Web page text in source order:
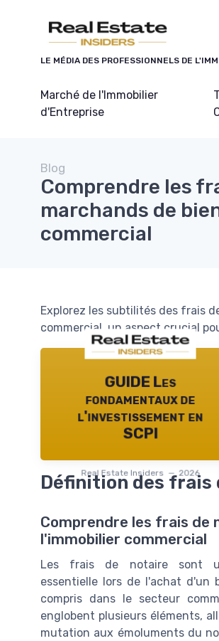
LE MÉDIA DES PROFESSIONNELS DE
Marché de l'Immobilier
d'Entreprise
Blog
Comprendre les
marchands de
commercial
Explorez les subtilités des frais
commercial, un aspect crucial
GUIDE Les
fondamentaux de
l'investissement en
SCPI
Real Estate Insiders — 2026
Définition des frais
Comprendre les frais de
l'immobilier commercial
Les frais de notaire sont
essentielle lors de l'achat d'un
compris dans le secteur
englobent plusieurs éléments,
mutation aux émoluments du